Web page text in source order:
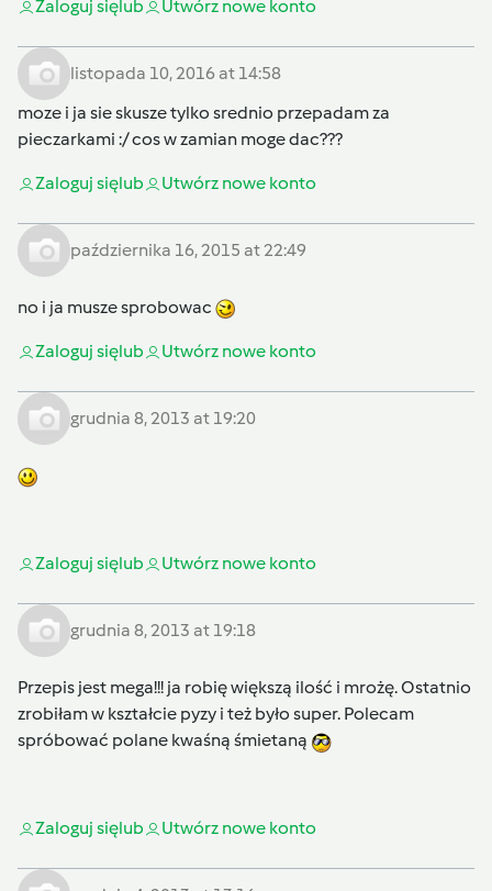
Zaloguj sięlub Utwórz nowe konto
listopada 10, 2016 at 14:58
moze i ja sie skusze tylko srednio przepadam za
pieczarkami :/ cos w zamian moge dac???
Zaloguj sięlub Utwórz nowe konto
października 16, 2015 at 22:49
no i ja musze sprobowac
Zaloguj sięlub Utwórz nowe konto
grudnia 8, 2013 at 19:20
Zaloguj sięlub Utwórz nowe konto
grudnia 8, 2013 at 19:18
Przepis jest mega!!! ja robię większą ilość i mrożę. Ostatnio
zrobiłam w kształcie pyzy i też było super. Polecam
spróbować polane kwaśną śmietaną
Zaloguj sięlub Utwórz nowe konto